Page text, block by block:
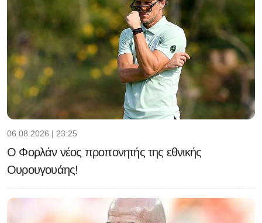
06.08.2026 | 23:25
Ο Φορλάν νέος προπονητής της εθνικής
Ουρουγουάης!